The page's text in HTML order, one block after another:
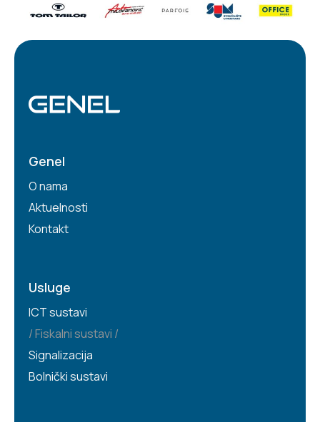
Genel
O nama
Aktuelnosti
Kontakt
Usluge
ICT sustavi
Fiskalni sustavi
Signalizacija
Bolnički sustavi